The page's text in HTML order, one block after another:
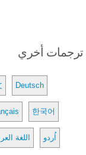
ترجمات أخري
Deutsch
한국어
اللغة اُردو